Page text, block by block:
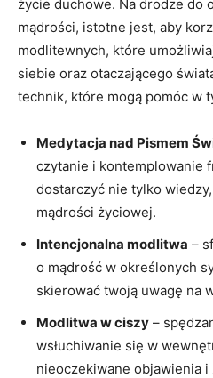
życie duchowe. Na drodze do
mądrości, istotne jest, aby
modlitewnych, które
siebie⁤ oraz otaczającego
‍technik, które mogą pomóc w
Medytacja nad⁣ Pismem
czytanie i kontemplowanie
dostarczyć nie tylko
mądrości życiowej.
Intencjonalna modlitwa –
o mądrość w określonych
skierować twoją uwagę na
Modlitwa ​w ciszy –
wsłuchiwanie się w
⁤nieoczekiwane objawienia